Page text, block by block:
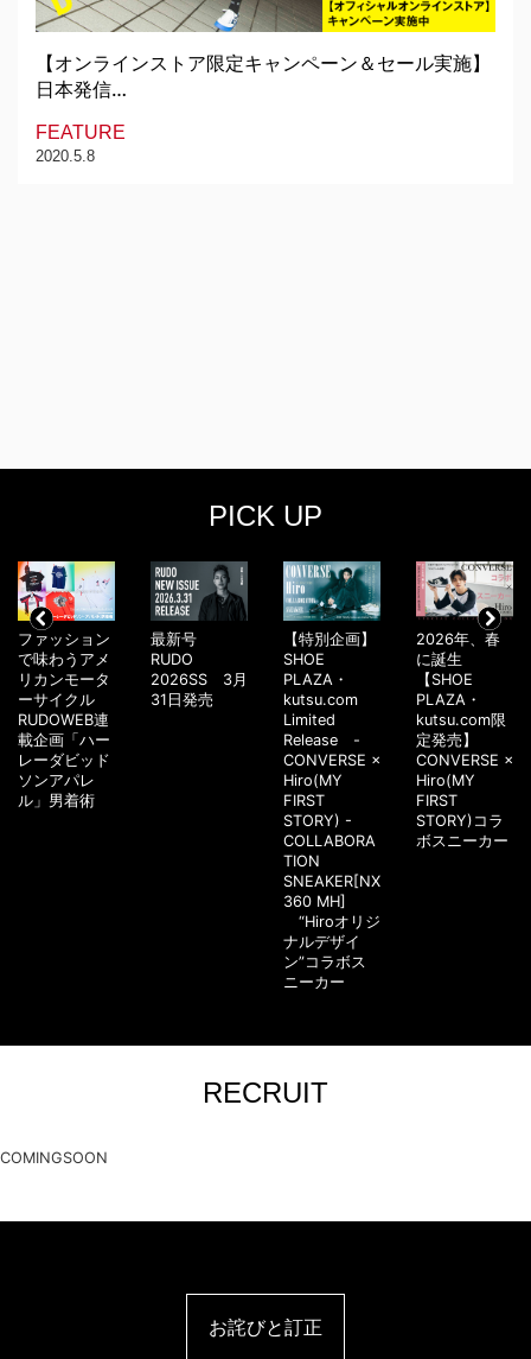
【オンラインストア限定キャンペーン＆セール実施】
日本発信…
FEATURE
2020.5.8
PICK UP
ファッション
で味わうアメ
リカンモータ
ーサイクル
RUDOWEB連
載企画「ハー
レーダビッド
ソンアパレ
ル」男着術
最新号
RUDO
2026SS 3月
31日発売
【特別企画】
SHOE
PLAZA・
kutsu.com
Limited
Release -
CONVERSE ×
Hiro(MY
FIRST
STORY) -
COLLABORA
TION
SNEAKER[NX
360 MH]
“Hiroオリジ
ナルデザイ
ン”コラボス
ニーカー
2026年、春
に誕生
【SHOE
PLAZA・
kutsu.com限
定発売】
CONVERSE ×
Hiro(MY
FIRST
STORY)コラ
ボスニーカー
RECRUIT
COMINGSOON
お詫びと訂正